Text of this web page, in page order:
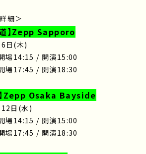
細＞
道】Zepp Sapporo
日(木)
場14:15 / 開演15:00
場17:45 / 開演18:30
】Zepp Osaka Bayside
日(水)
場14:15 / 開演15:00
場17:45 / 開演18:30